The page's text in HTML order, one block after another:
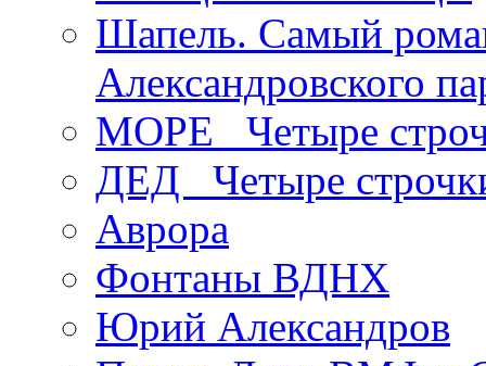
Шапель. Самый
Александровского
МОРЕ _Четыре
ДЕД _Четыре
Аврора
Фонтаны ВДНХ
Юрий Александров